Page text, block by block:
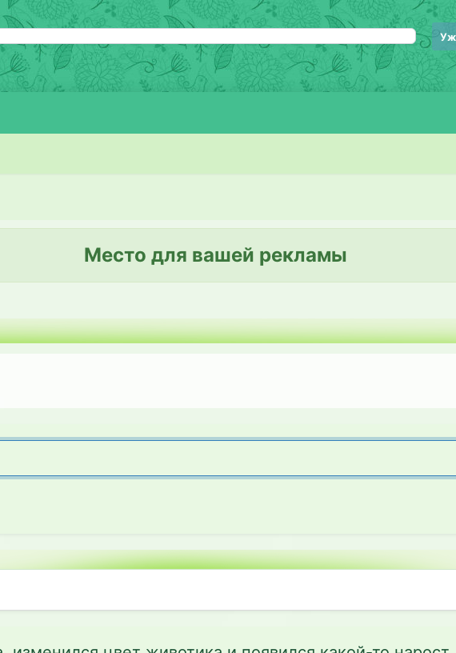
Место для вашей рекламы